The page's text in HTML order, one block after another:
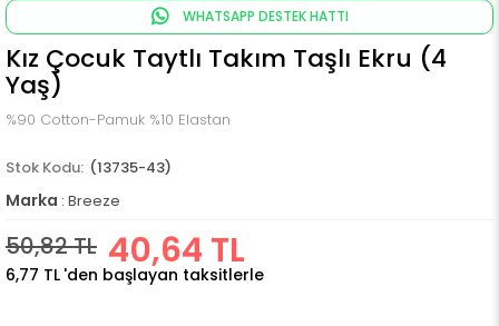
WHATSAPP DESTEK HATTI
Kız Çocuk Taytlı Takım Taşlı Ekru (4
Yaş)
%90 Cotton-Pamuk %10 Elastan
(13735-43)
Marka : Breeze
50,82 TL 40,64 TL
6,77 TL 'den başlayan taksitlerle